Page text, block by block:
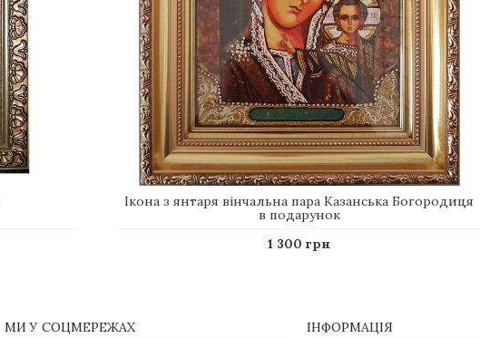
Ікона з янтаря вінчальна пара Казанська Богородиця
в подарунок
1 300 грн
МИ У СОЦМЕРЕЖАХ ІНФОРМАЦІЯ